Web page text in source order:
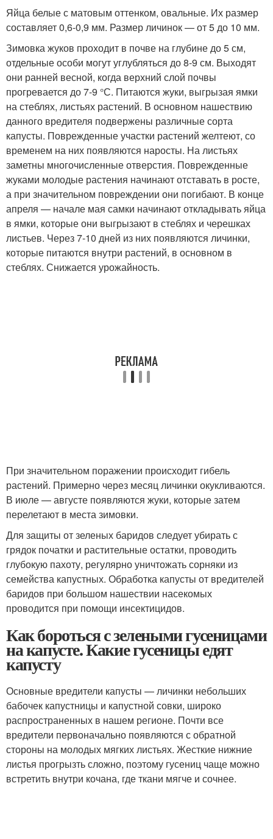
Яйца белые с матовым оттенком, овальные. Их размер
составляет 0,6-0,9 мм. Размер личинок — от 5 до 10 мм.
Зимовка жуков проходит в почве на глубине до 5 см,
отдельные особи могут углубляться до 8-9 см. Выходят
они ранней весной, когда верхний слой почвы
прогревается до 7-9 °С. Питаются жуки, выгрызая ямки
на стеблях, листьях растений. В основном нашествию
данного вредителя подвержены различные сорта
капусты. Поврежденные участки растений желтеют, со
временем на них появляются наросты. На листьях
заметны многочисленные отверстия. Поврежденные
жуками молодые растения начинают отставать в росте,
а при значительном повреждении они погибают. В конце
апреля — начале мая самки начинают откладывать яйца
в ямки, которые они выгрызают в стеблях и черешках
листьев. Через 7-10 дней из них появляются личинки,
которые питаются внутри растений, в основном в
стеблях. Снижается урожайность.
При значительном поражении происходит гибель
растений. Примерно через месяц личинки окукливаются.
В июле — августе появляются жуки, которые затем
перелетают в места зимовки.
Для защиты от зеленых баридов следует убирать с
грядок початки и растительные остатки, проводить
глубокую пахоту, регулярно уничтожать сорняки из
семейства капустных. Обработка капусты от вредителей
баридов при большом нашествии насекомых
проводится при помощи инсектицидов.
Как бороться с зелеными гусеницами
на капусте. Какие гусеницы едят
капусту
Основные вредители капусты — личинки небольших
бабочек капустницы и капустной совки, широко
распространенных в нашем регионе. Почти все
вредители первоначально появляются с обратной
стороны на молодых мягких листьях. Жесткие нижние
листья прогрызть сложно, поэтому гусениц чаще можно
встретить внутри кочана, где ткани мягче и сочнее.